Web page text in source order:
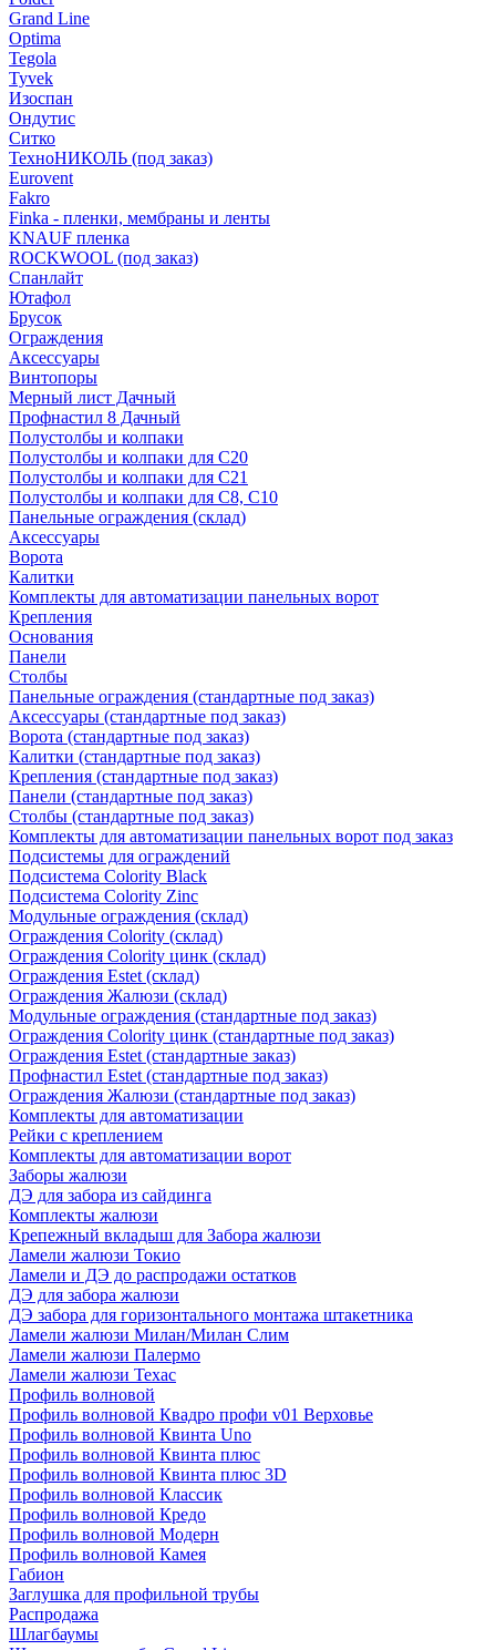
Grand Line
Optima
Tegola
Tyvek
Изоспан
Ондутис
Ситко
ТехноНИКОЛЬ (под заказ)
Eurovent
Fakro
Finka - пленки, мембраны и ленты
KNAUF пленка
ROCKWOOL (под заказ)
Спанлайт
Ютафол
Брусок
Ограждения
Аксессуары
Винтопоры
Мерный лист Дачный
Профнастил 8 Дачный
Полустолбы и колпаки
Полустолбы и колпаки для С20
Полустолбы и колпаки для С21
Полустолбы и колпаки для С8, С10
Панельные ограждения (склад)
Аксессуары
Ворота
Калитки
Комплекты для автоматизации панельных ворот
Крепления
Основания
Панели
Столбы
Панельные ограждения (стандартные под заказ)
Аксессуары (стандартные под заказ)
Ворота (стандартные под заказ)
Калитки (стандартные под заказ)
Крепления (стандартные под заказ)
Панели (стандартные под заказ)
Столбы (стандартные под заказ)
Комплекты для автоматизации панельных ворот под заказ
Подсистемы для ограждений
Подсистема Colority Black
Подсистема Colority Zinc
Модульные ограждения (склад)
Ограждения Colority (склад)
Ограждения Colority цинк (склад)
Ограждения Estet (склад)
Ограждения Жалюзи (склад)
Модульные ограждения (стандартные под заказ)
Ограждения Colority цинк (стандартные под заказ)
Ограждения Estet (стандартные заказ)
Профнастил Estet (стандартные под заказ)
Ограждения Жалюзи (стандартные под заказ)
Комплекты для автоматизации
Рейки с креплением
Комплекты для автоматизации ворот
Заборы жалюзи
ДЭ для забора из сайдинга
Комплекты жалюзи
Крепежный вкладыш для Забора жалюзи
Ламели жалюзи Токио
Ламели и ДЭ до распродажи остатков
ДЭ для забора жалюзи
ДЭ забора для горизонтального монтажа штакетника
Ламели жалюзи Милан/Милан Слим
Ламели жалюзи Палермо
Ламели жалюзи Техас
Профиль волновой
Профиль волновой Квадро профи v01 Верховье
Профиль волновой Квинта Uno
Профиль волновой Квинта плюс
Профиль волновой Квинта плюс 3D
Профиль волновой Классик
Профиль волновой Кредо
Профиль волновой Модерн
Профиль волновой Камея
Габион
Заглушка для профильной трубы
Распродажа
Шлагбаумы